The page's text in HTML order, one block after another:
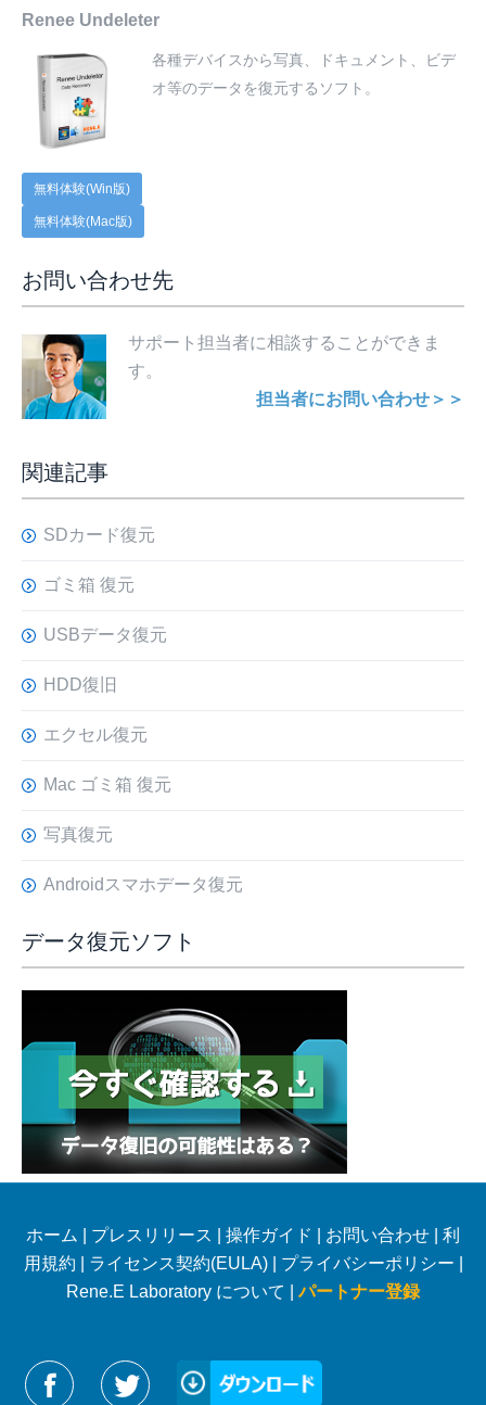
Renee Undeleter
各種デバイスから写真、ドキュメント、ビデ
オ等のデータを復元するソフト。
無料体験(Win版)
無料体験(Mac版)
お問い合わせ先
サポート担当者に相談することができま
す。
担当者にお問い合わせ＞＞
関連記事
SDカード復元
ゴミ箱 復元
USBデータ復元
HDD復旧
エクセル復元
Mac ゴミ箱 復元
写真復元
Androidスマホデータ復元
データ復元ソフト
ホーム プレスリリース 操作ガイド お問い合わせ
利
用規約
ライセンス契約(EULA)| プライバシーポリシー
Rene.E Laboratory について |パートナー登録
Reneelabをフォローする